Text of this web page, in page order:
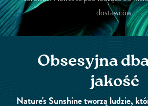
dostawców.
Obsesyjna
jakość
Nature's Sunshine tworzą ludzie,